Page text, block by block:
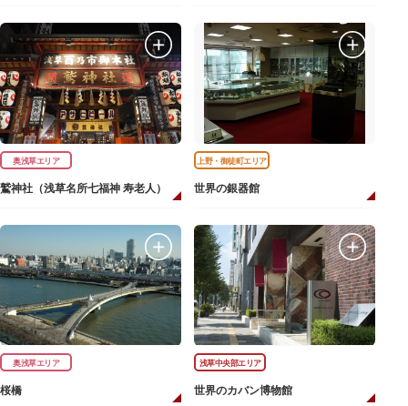
奥浅草エリア
鷲神社（浅草名所七福神 寿老人）
上野・御徒町エリア
世界の銀器館
奥浅草エリア
桜橋
浅草中央部エリア
世界のカバン博物館